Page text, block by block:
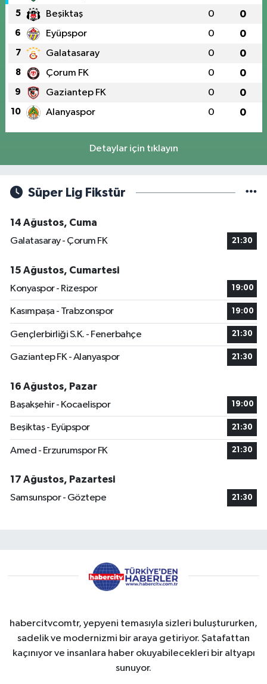
5 Beşiktaş 0 0
6 Eyüpspor 0 0
7 Galatasaray 0 0
8 Çorum FK 0 0
9 Gaziantep FK 0 0
10 Alanyaspor 0 0
Detaylar için tıklayın
Süper Lig Fikstür
14 Ağustos, Cuma
Galatasaray - Çorum FK
21:30
15 Ağustos, Cumartesi
Konyaspor - Rizespor
19:00
Kasımpaşa - Trabzonspor 19:00
Gençlerbirliği S.K. - Fenerbahçe 21:30
Gaziantep FK - Alanyaspor 21:30
16 Ağustos, Pazar
Başakşehir - Kocaelispor
19:00
Beşiktaş - Eyüpspor 21:30
Amed - Erzurumspor FK 21:30
17 Ağustos, Pazartesi
Samsunspor - Göztepe
21:30
habercitvcomtr, yepyeni temasıyla sizleri buluştururken,
sadelik ve modernizmi bir araya getiriyor. Şatafattan
kaçınıyor ve insanlara haber okuyabilecekleri bir altyapı
sunuyor.